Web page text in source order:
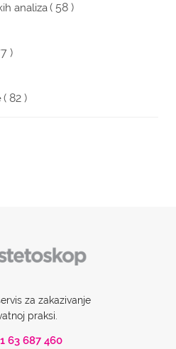
analiza( 58 )
)
( 82 )
za zakazivanje
praksi.
63 687 460